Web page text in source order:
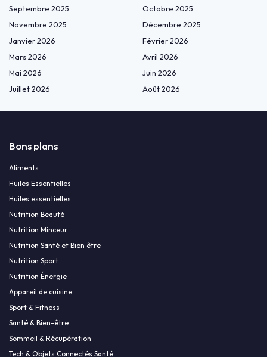
Septembre 2025
Octobre 2025
Novembre 2025
Décembre 2025
Janvier 2026
Février 2026
Mars 2026
Avril 2026
Mai 2026
Juin 2026
Juillet 2026
Août 2026
Bons plans
Aliments
Huiles Essentielles
Huiles essentielles
Nutrition Beauté
Nutrition Minceur
Nutrition Santé et Bien être
Nutrition Sport
Nutrition Énergie
Appareil de cuisine
Sport & Fitness
Santé & Bien-être
Sommeil & Récupération
Tech & Objets Connectés Santé